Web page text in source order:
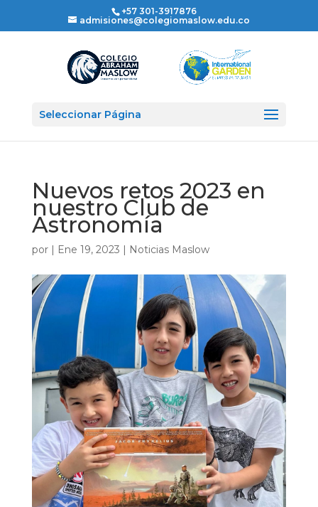
+57 301-3917876
admisiones@colegiomaslow.edu.co
Seleccionar Página
Nuevos retos 2023 en
nuestro Club de
Astronomía
por | Ene 19, 2023 | Noticias Maslow